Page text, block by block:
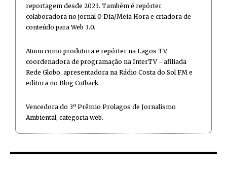
reportagem desde 2023. Também é repórter
colaboradora no jornal O Dia/Meia Hora e criadora de
conteúdo para Web 3.0.
Atuou como produtora e repórter na Lagos TV,
coordenadora de programação na InterTV - afiliada
Rede Globo, apresentadora na Rádio Costa do Sol FM e
editora no Blog Cutback.
Vencedora do 3º Prêmio Prolagos de Jornalismo
Ambiental, categoria web.